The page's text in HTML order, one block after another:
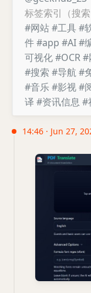
标签索引（搜索
#网站#工具#
件#app #AI#
可视化#OCR#
#搜索 #导航#
#音乐#影视#
译 #资讯信息 #
14:46 · Jun 27,